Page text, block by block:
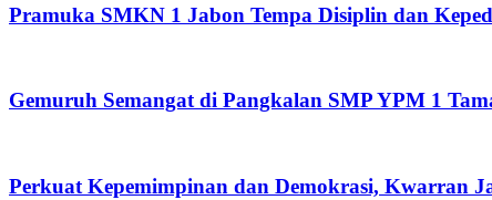
Pramuka SMKN 1 Jabon Tempa Disiplin dan
Gemuruh Semangat di Pangkalan SMP YPM 1
Perkuat Kepemimpinan dan Demokrasi, Kwarran